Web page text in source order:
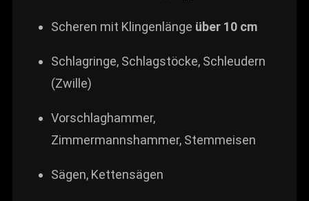
Scheren mit Klingenlänge über 10 cm
Schlagringe, Schlagstöcke, Schleudern
(Zwille)
Vorschlaghammer,
Zimmermannshammer, Stemmeisen
Sägen, Kettensägen